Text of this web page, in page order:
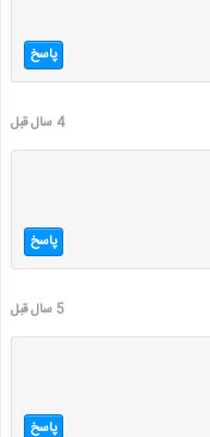
پاسخ
4 سال قبل
پاسخ
5 سال قبل
پاسخ